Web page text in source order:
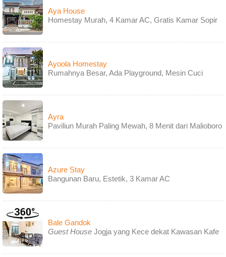
Aya House
Homestay Murah, 4 Kamar AC, Gratis Kamar Sopir
Ayoola Homestay
Rumahnya Besar, Ada Playground, Mesin Cuci
Ayra
Paviliun Murah Paling Mewah, 8 Menit dari Malioboro
Azure Stay
Bangunan Baru, Estetik, 3 Kamar AC
Bale Gandok
Guest House Jogja yang Kece dekat Kawasan Kafe